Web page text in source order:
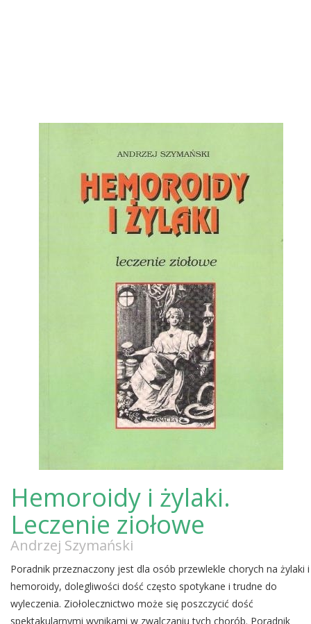
Hemoroidy i żylaki.
Leczenie ziołowe
Andrzej Szymański
Poradnik przeznaczony jest dla osób przewlekle chorych na żylaki i
hemoroidy, dolegliwości dość często spotykane i trudne do
wyleczenia. Ziołolecznictwo może się poszczycić dość
spektakularnymi wynikami w zwalczaniu tych chorób. Poradnik